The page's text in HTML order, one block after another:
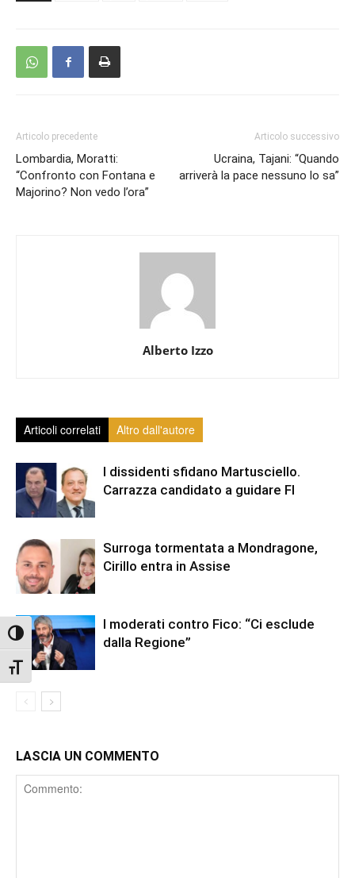
Attiva/disattiva alto contrasto
Attiva/disattiva dimensione testo
Articolo precedente
Lombardia, Moratti:
“Confronto con Fontana e
Majorino? Non vedo l’ora”
Articolo successivo
Ucraina, Tajani: “Quando
arriverà la pace nessuno lo sa”
Alberto Izzo
Articoli correlati Altro dall'autore
I dissidenti sfidano Martusciello.
Carrazza candidato a guidare FI
Surroga tormentata a Mondragone,
Cirillo entra in Assise
I moderati contro Fico: “Ci esclude
dalla Regione”
LASCIA UN COMMENTO
Comment